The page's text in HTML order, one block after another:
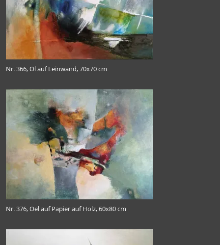
Nr. 366, Öl auf Leinwand, 70x70 cm
Nr. 376, Oel auf Papier auf Holz, 60x80 cm